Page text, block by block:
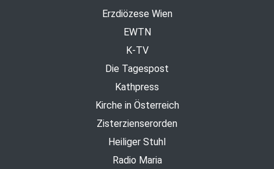
Erzdiözese Wien
EWTN
K-TV
Die Tagespost
Kathpress
Kirche in Österreich
Zisterzienserorden
Heiliger Stuhl
Radio Maria